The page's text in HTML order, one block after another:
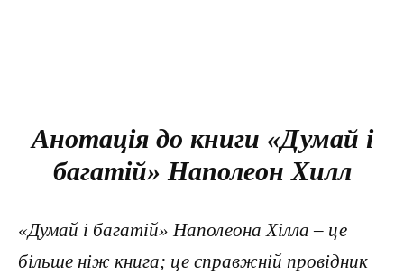
Анотація до книги «Думай і
багатій» Наполеон Хилл
«Думай і багатій» Наполеона Хілла – це
більше ніж книга; це справжній провідник